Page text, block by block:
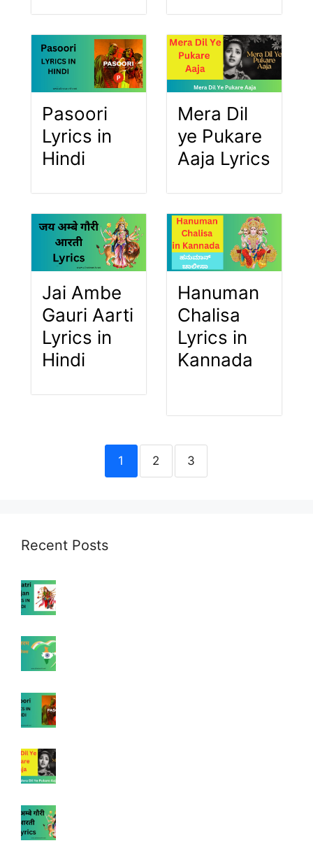
Pasoori
Lyrics in
Hindi
Mera Dil
ye Pukare
Aaja Lyrics
Jai Ambe
Gauri Aarti
Lyrics in
Hindi
Hanuman
Chalisa
Lyrics in
Kannada
1 2 3
Recent Posts